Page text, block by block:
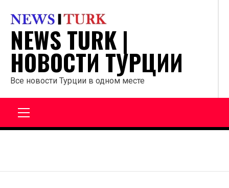
содержанию
NEWS TURK |
НОВОСТИ ТУРЦИИ
Все новости Турции в одном месте